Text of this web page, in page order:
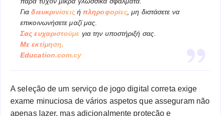
Γιαδιευκρινίσειςή πληροφορίες , μη διστάσετε να
επικοινωνήσετε μαζί μας.
Σας ευχαριστούμε για την υποστήριξή σας.
Με εκτίμηση,
Education.com.cy
A seleção de um serviço de jogo digital correta exige
exame minuciosa de vários aspetos que asseguram não
apenas lazer, mas adicionalmente proteção e